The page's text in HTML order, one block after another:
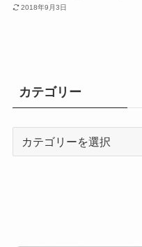
2018年9月3日
カテゴリー